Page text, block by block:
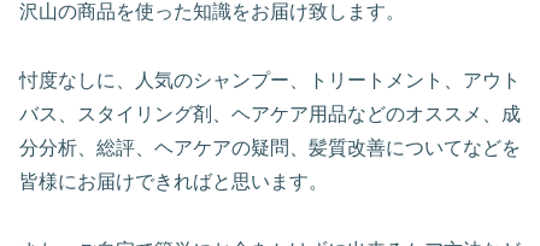
沢山の商品を使った知識をお届け致します。
忖度なしに、人気のシャンプー、トリートメント、アウト
バス、スタイリング剤、ヘアケア用品などのオススメ、成
分分析、総評、ヘアケアの疑問、髪質改善についてなどを
皆様にお届けできればと思います。